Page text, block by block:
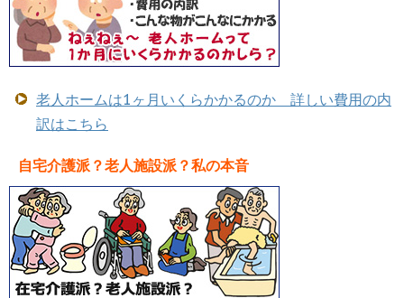
老人ホームは1ヶ月いくらかかるのか 詳しい費用の内
訳はこちら
自宅介護派？老人施設派？私の本音